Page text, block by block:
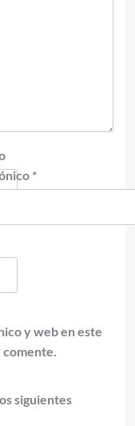
*
y web en este
siguientes